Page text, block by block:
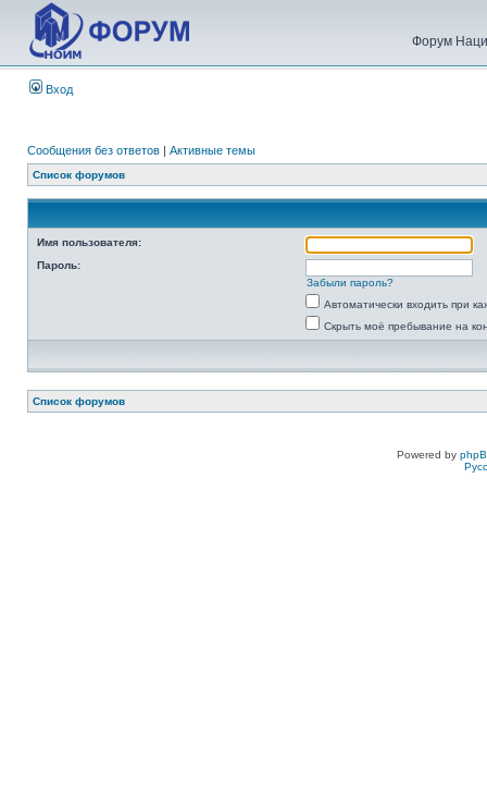
Форум
Вход
Сообщения без ответов | Активные темы
Список форумов
Имя пользователя:
Пароль:
Забыли пароль?
Автоматически входить при
Скрыть моё пребывание на
Список форумов
Powered by